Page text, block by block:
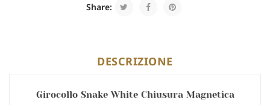
Share:
DESCRIZIONE
Girocollo Snake White Chiusura Magnetica